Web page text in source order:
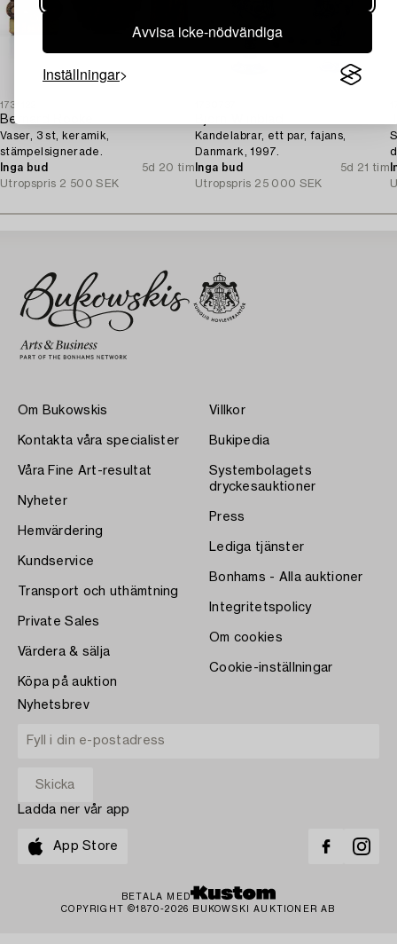
Avvisa icke-nödvändiga
Inställningar
1731122
Bernard Rooke
Vaser, 3 st, keramik,
stämpelsignerade.
Inga bud
5d 20 tim
Utropspris 2 500 SEK
Kandelabrar, ett par, fajans,
Danmark, 1997.
Inga bud
5d 21 tim
Utropspris 25 000 SEK
Om Bukowskis
Kontakta våra specialister
Våra Fine Art-resultat
Nyheter
Hemvärdering
Kundservice
Transport och uthämtning
Private Sales
Värdera & sälja
Köpa på auktion
Villkor
Bukipedia
Systembolagets
dryckesauktioner
Press
Lediga tjänster
Bonhams - Alla auktioner
Integritetspolicy
Om cookies
Cookie-inställningar
Nyhetsbrev
Ladda ner vår app
App Store
BETALA MED
COPYRIGHT ©1870-2026 BUKOWSKI AUKTIONER AB